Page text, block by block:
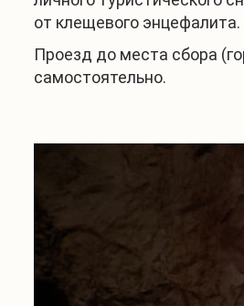
от клещевого энцефалита.
Проезд до места сбора
самостоятельно.